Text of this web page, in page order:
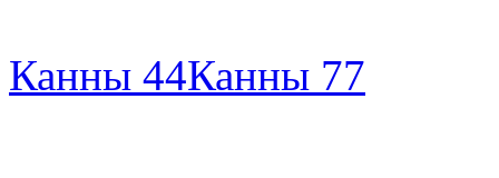
Канны 44Канны 77